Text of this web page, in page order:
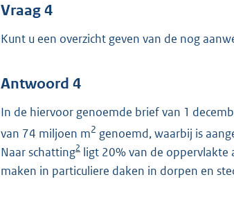
Vraag 4
Kunt u een overzicht geven van de nog
Antwoord 4
In de hiervoor genoemde brief van 1
van 74 miljoen m2 genoemd, waarbij is
Naar schatting2 ligt 20% van de oppervlakte
maken in particuliere daken in dorpen en